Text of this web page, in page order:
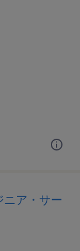
ア・サー